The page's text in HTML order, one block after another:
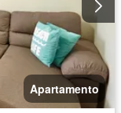
Apartamento